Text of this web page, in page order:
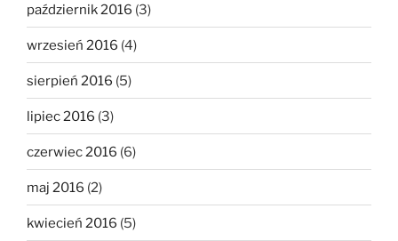
październik 2016 (3)
wrzesień 2016 (4)
sierpień 2016 (5)
lipiec 2016 (3)
czerwiec 2016 (6)
maj 2016 (2)
kwiecień 2016 (5)